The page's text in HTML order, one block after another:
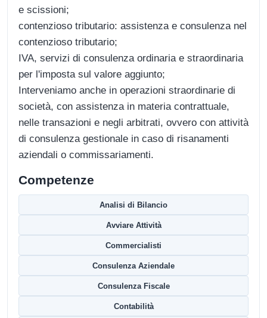
e scissioni;
contenzioso tributario: assistenza e consulenza nel
contenzioso tributario;
IVA, servizi di consulenza ordinaria e straordinaria
per l'imposta sul valore aggiunto;
Interveniamo anche in operazioni straordinarie di
società, con assistenza in materia contrattuale,
nelle transazioni e negli arbitrati, ovvero con attività
di consulenza gestionale in caso di risanamenti
aziendali o commissariamenti.
Competenze
Analisi di Bilancio
Avviare Attività
Commercialisti
Consulenza Aziendale
Consulenza Fiscale
Contabilità